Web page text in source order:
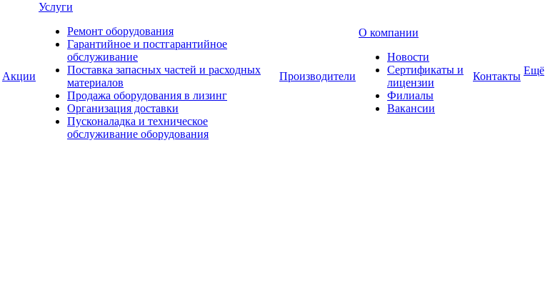
Акции
Услуги
Ремонт оборудования
Гарантийное и постгарантийное
обслуживание
Поставка запасных частей и расходных
материалов
Продажа оборудования в лизинг
Организация доставки
Пусконаладка и техническое
обслуживание оборудования
Производители
О компании
Новости
Сертификаты и
лицензии
Филиалы
Вакансии
Контакты Ещё